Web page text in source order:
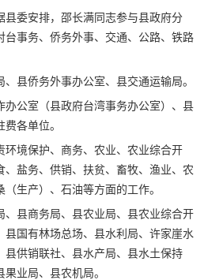
县委安排，邵长满同志参与县政府分
台事务、侨务外事、交通、公路、铁路
、县侨务外事办公室、县交通运输局。
办公室（县政府台湾事务办公室）、县
各单位。
环境保护、商务、农业、农业综合开
、盐务、供销、扶贫、畜牧、渔业、农
生产）、石油等方面的工作。
、县商务局、县农业局、县农业综合开
县国有林场总场、县水利局、许家崖水
县供销联社、县水产局、县水土保持
业局、县农机局。